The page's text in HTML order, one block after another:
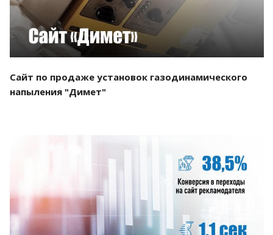
Сайт по продаже установок газодинамического
напыления "Димет"